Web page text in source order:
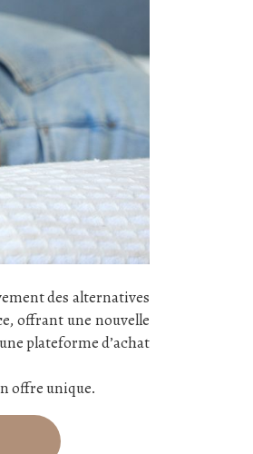
des alternatives
offrant une nouvelle
plateforme d’achat
offre unique.